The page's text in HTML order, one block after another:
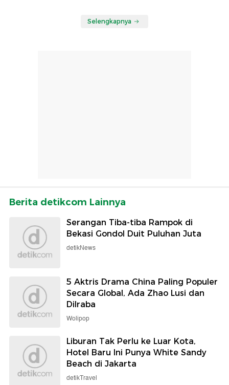
Selengkapnya
Berita detikcom Lainnya
Serangan Tiba-tiba Rampok di
Bekasi Gondol Duit Puluhan Juta
detikNews
5 Aktris Drama China Paling Populer
Secara Global, Ada Zhao Lusi dan
Dilraba
Wolipop
Liburan Tak Perlu ke Luar Kota,
Hotel Baru Ini Punya White Sandy
Beach di Jakarta
detikTravel